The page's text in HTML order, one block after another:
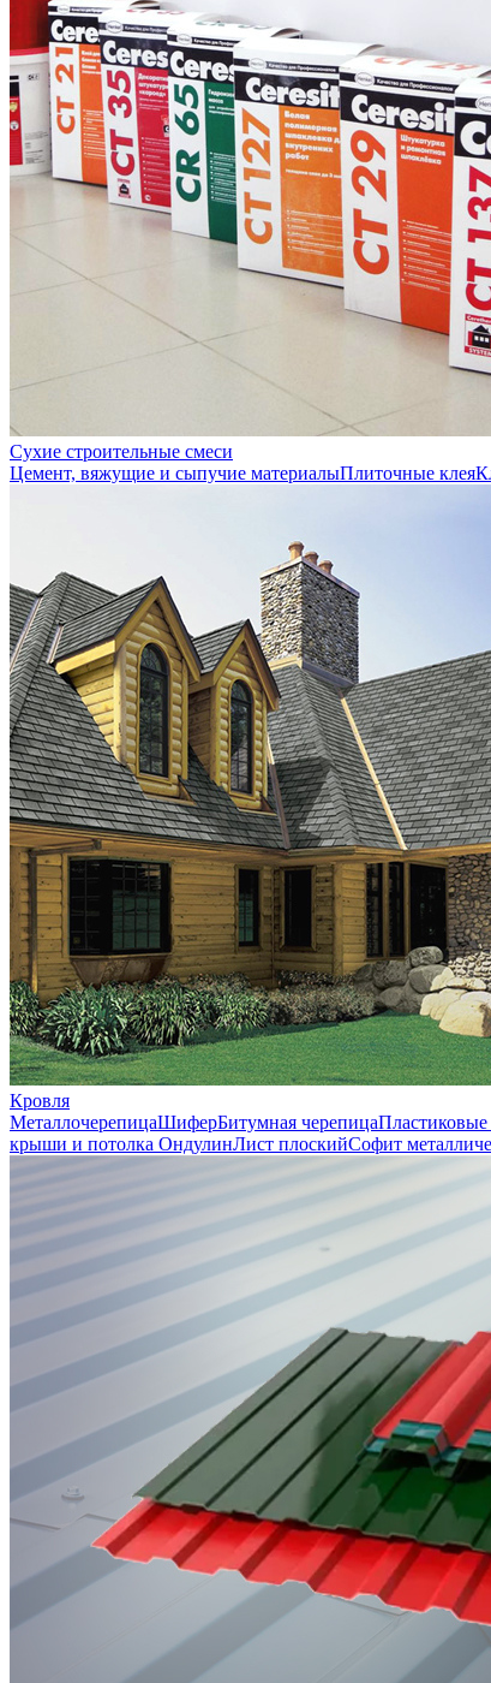
Сухие строительные смеси
Цемент, вяжущие и сыпучие материалыПлиточные клея
Кровля
МеталлочерепицаШиферБитумная черепица
крыши и потолка ОндулинЛист плоскийСофит